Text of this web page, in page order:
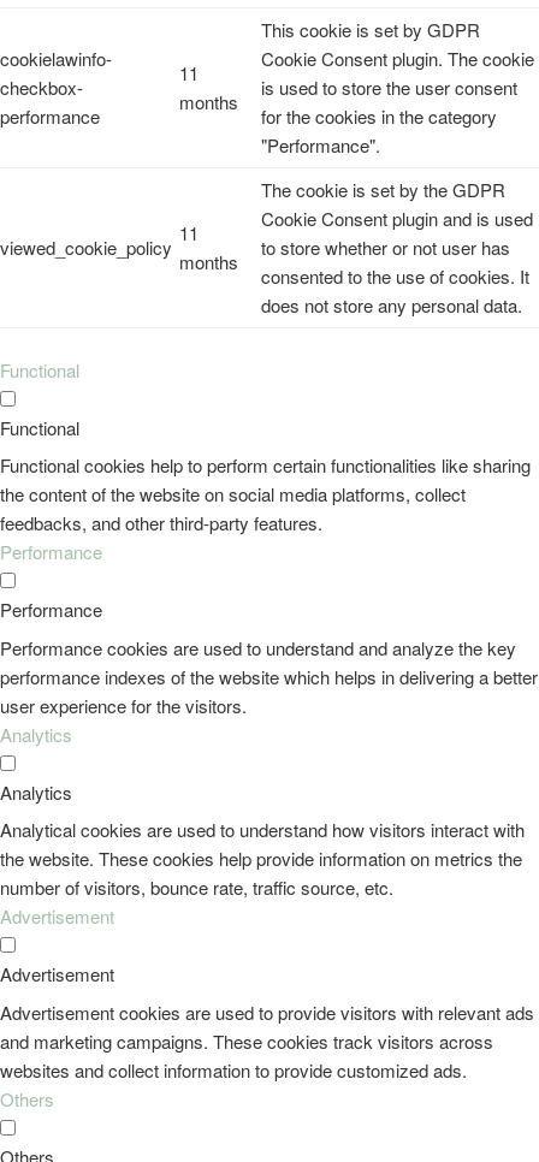
cookielawinfo-
checkbox-
performance
11
months
This cookie is set by GDPR
Cookie Consent plugin. The cookie
is used to store the user consent
for the cookies in the category
"Performance".
viewed_cookie_policy
11
months
The cookie is set by the GDPR
Cookie Consent plugin and is used
to store whether or not user has
consented to the use of cookies. It
does not store any personal data.
Functional
Functional
Functional cookies help to perform certain functionalities like sharing
the content of the website on social media platforms, collect
feedbacks, and other third-party features.
Performance
Performance
Performance cookies are used to understand and analyze the key
performance indexes of the website which helps in delivering a better
user experience for the visitors.
Analytics
Analytics
Analytical cookies are used to understand how visitors interact with
the website. These cookies help provide information on metrics the
number of visitors, bounce rate, traffic source, etc.
Advertisement
Advertisement
Advertisement cookies are used to provide visitors with relevant ads
and marketing campaigns. These cookies track visitors across
websites and collect information to provide customized ads.
Others
Others